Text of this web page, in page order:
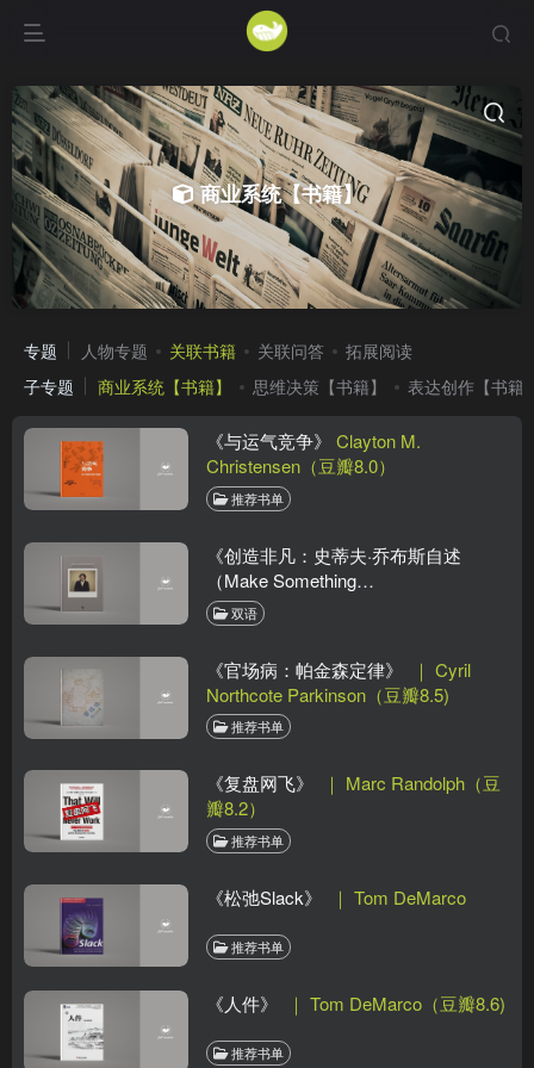
商业系统【书籍】
专题 人物专题 关联书籍 关联问答
拓展阅读
子专题
商业系统【书籍】 思维决策【书籍】 表达创作【书籍
《与运气竞争》 Clayton M.
Christensen（豆瓣8.0）
推荐书单
《创造非凡：史蒂夫·乔布斯自述
（Make Something
Wonderful）》
双语
《官场病：帕金森定律》
｜ Cyril
Northcote Parkinson（豆瓣8.5)
推荐书单
《复盘网飞》
｜ Marc Randolph（豆
瓣8.2）
推荐书单
《松弛Slack》 ｜ Tom DeMarco
推荐书单
《人件》 ｜ Tom DeMarco（豆瓣8.6)
推荐书单